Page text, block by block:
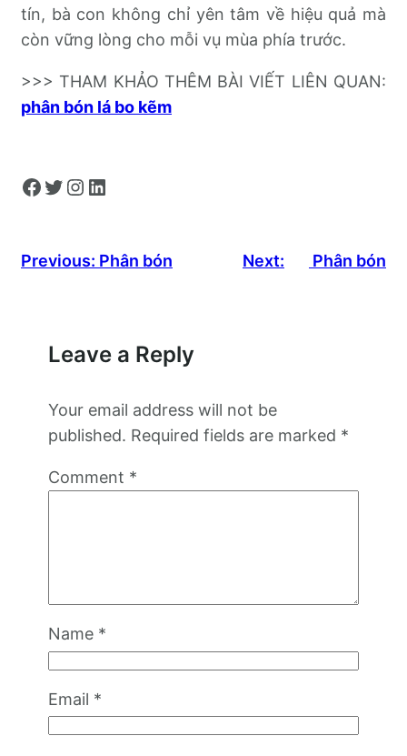
tín, bà con không chỉ yên tâm về hiệu quả mà
còn vững lòng cho mỗi vụ mùa phía trước.
>>> THAM KHẢO THÊM BÀI VIẾT LIÊN QUAN:
phân bón lá bo kẽm
Facebook Twitter Instagram LinkedIn
Previous: Phân bón Next: Phân bón
Leave a Reply
Your email address will not be
published. Required fields are marked *
Comment *
Name *
Email *